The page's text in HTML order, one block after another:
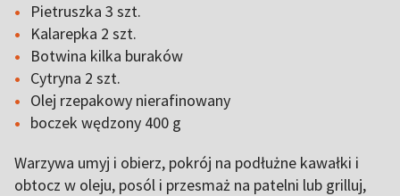
Pietruszka 3 szt.
Kalarepka 2 szt.
Botwina kilka buraków
Cytryna 2 szt.
Olej rzepakowy nierafinowany
boczek wędzony 400 g
Warzywa umyj i obierz, pokrój na podłużne kawałki i
obtocz w oleju, posól i przesmaż na patelni lub grilluj,